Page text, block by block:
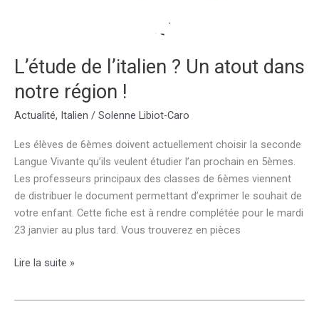
L’étude de l’italien ? Un atout dans
notre région !
Actualité, Italien / Solenne Libiot-Caro
Les élèves de 6èmes doivent actuellement choisir la seconde
Langue Vivante qu’ils veulent étudier l’an prochain en 5èmes.
Les professeurs principaux des classes de 6èmes viennent
de distribuer le document permettant d’exprimer le souhait de
votre enfant. Cette fiche est à rendre complétée pour le mardi
23 janvier au plus tard. Vous trouverez en pièces
L’étude
Lire la suite »